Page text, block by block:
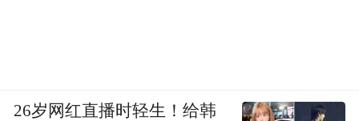
26岁网红直播时轻生！给韩